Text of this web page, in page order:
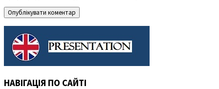
НАВІГАЦІЯ ПО САЙТІ